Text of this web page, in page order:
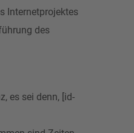
Internetprojektes
des
es sei denn, [id-